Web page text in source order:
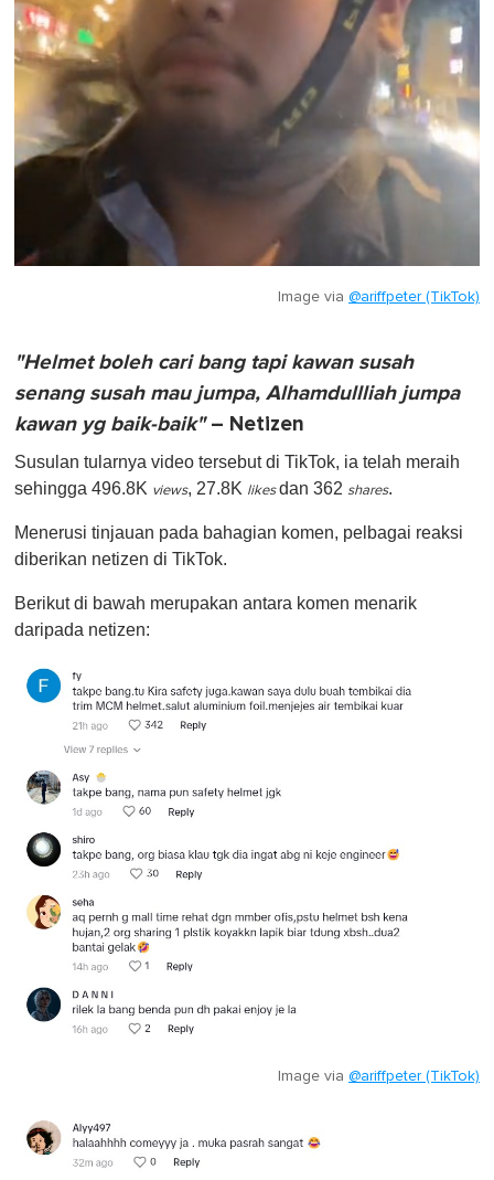
Image via @ariffpeter (TikTok)
"Helmet boleh cari bang tapi kawan susah
senang susah mau jumpa, Alhamdullliah jumpa
kawan yg baik-baik"– Netizen
Susulan tularnya video tersebut di TikTok, ia telah meraih
sehingga 496.8K views, 27.8K likesdan 362 shares.
Menerusi tinjauan pada bahagian komen, pelbagai reaksi
diberikan netizen di TikTok.
Berikut di bawah merupakan antara komen menarik
daripada netizen:
Image via @ariffpeter (TikTok)